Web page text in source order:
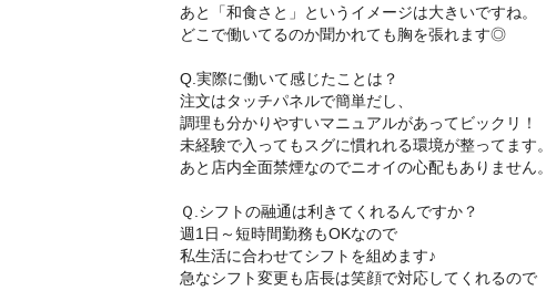
あと「和食さと」というイメージは大きいですね。
どこで働いてるのか聞かれても胸を張れます◎
Q.実際に働いて感じたことは？
注文はタッチパネルで簡単だし、
調理も分かりやすいマニュアルがあってビックリ！
未経験で入ってもスグに慣れれる環境が整ってます。
あと店内全面禁煙なのでニオイの心配もありません。
Ｑ.シフトの融通は利きてくれるんですか？
週1日～短時間勤務もOKなので
私生活に合わせてシフトを組めます♪
急なシフト変更も店長は笑顔で対応してくれるので